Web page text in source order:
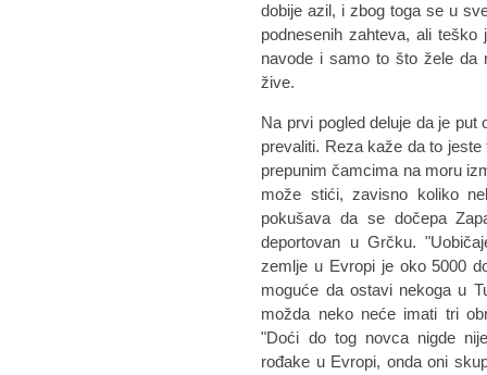
dobije azil, i zbog toga se u
podnesenih zahteva, ali
navode i samo to što žele da
žive.
Na prvi pogled deluje da je put
prevaliti. Reza kaže da to
prepunim čamcima na moru
može stići, zavisno koliko
pokušava da se dočepa
deportovan u Grčku.
zemlje u Evropi je oko 5000
moguće da ostavi nekoga u
možda neko neće imati tri
"Doći do tog novca nigde
rođake u Evropi, onda oni